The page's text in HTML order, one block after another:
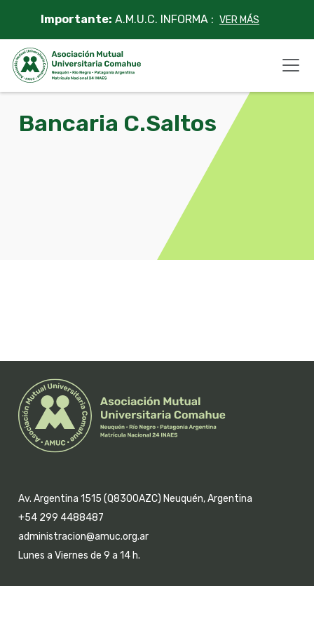
content
Importante: A.M.U.C. INFORMA : VER MÁS
Bancaria C.Saltos
Av. Argentina 1515 (Q8300AZC) Neuquén, Argentina
+54 299 4488487
administracion@amuc.org.ar
Lunes a Viernes de 9 a 14 h.